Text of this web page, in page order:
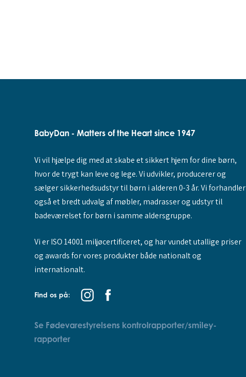
BabyDan - Matters of the Heart since 1947
Vi vil hjælpe dig med at skabe et sikkert hjem for dine børn,
hvor de trygt kan leve og lege. Vi udvikler, producerer og
sælger sikkerhedsudstyr til børn i alderen 0-3 år. Vi forhandler
også et bredt udvalg af møbler, madrasser og udstyr til
badeværelset for børn i samme aldersgruppe.
Vi er ISO 14001 miljøcertificeret, og har vundet utallige priser
og awards for vores produkter både nationalt og
internationalt.
Find os på:
Se Fødevarestyrelsens kontrolrapporter/smiley-
rapporter